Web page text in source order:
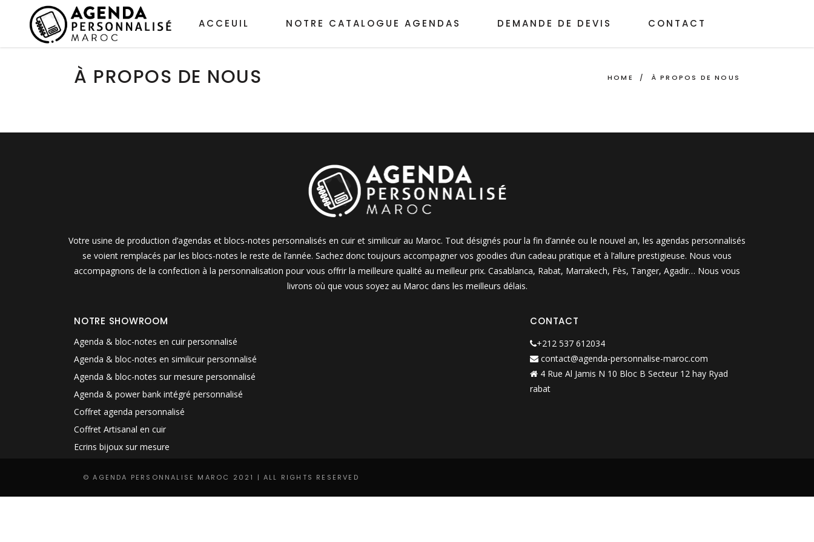
ACCEUIL NOTRE CATALOGUE AGENDAS DEMANDE DE DEVIS CONTACT
À PROPOS DE NOUS HOME / À PROPOS DE NOUS
Votre usine de production d’agendas et blocs-notes personnalisés en cuir et similicuir au Maroc. Tout désignés pour la fin d’année ou le nouvel an, les agendas personnalisés
se voient remplacés par les blocs-notes le reste de l’année. Sachez donc toujours accompagner vos goodies d’un cadeau pratique et à l’allure prestigieuse. Nous vous
accompagnons de la confection à la personnalisation pour vous offrir la meilleure qualité au meilleur prix. Casablanca, Rabat, Marrakech, Fès, Tanger, Agadir… Nous vous
livrons où que vous soyez au Maroc dans les meilleurs délais.
NOTRE SHOWROOM
Agenda & bloc-notes en cuir personnalisé
Agenda & bloc-notes en similicuir personnalisé
Agenda & bloc-notes sur mesure personnalisé
Agenda & power bank intégré personnalisé
Coffret agenda personnalisé
Coffret Artisanal en cuir
Ecrins bijoux sur mesure
CONTACT
+212 537 612034
contact@agenda-personnalise-maroc.com
4 Rue Al Jamis N 10 Bloc B Secteur 12 hay Ryad
rabat
© AGENDA PERSONNALISE MAROC 2021 | ALL RIGHTS RESERVED